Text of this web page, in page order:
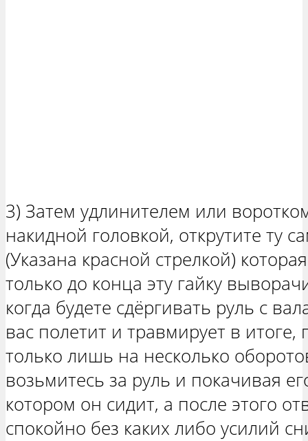
3) Затем удлинителем или
накидной головкой, открутите ту
(Указана красной стрелкой)
только до конца эту гайку
когда будете сдёргивать руль с
вас полетит и травмирует в итоге,
только лишь на несколько
возьмитесь за руль и покачивая
котором он сидит, а после этого
спокойно без каких либо усилий